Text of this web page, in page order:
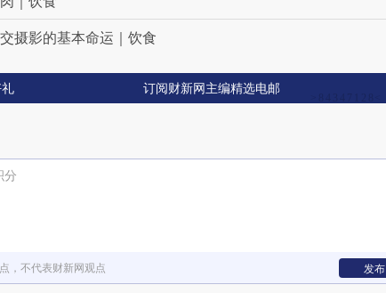
摄影的基本命运｜饮食
订阅财新网主编精选电邮
分
，不代表财新网观点 发布